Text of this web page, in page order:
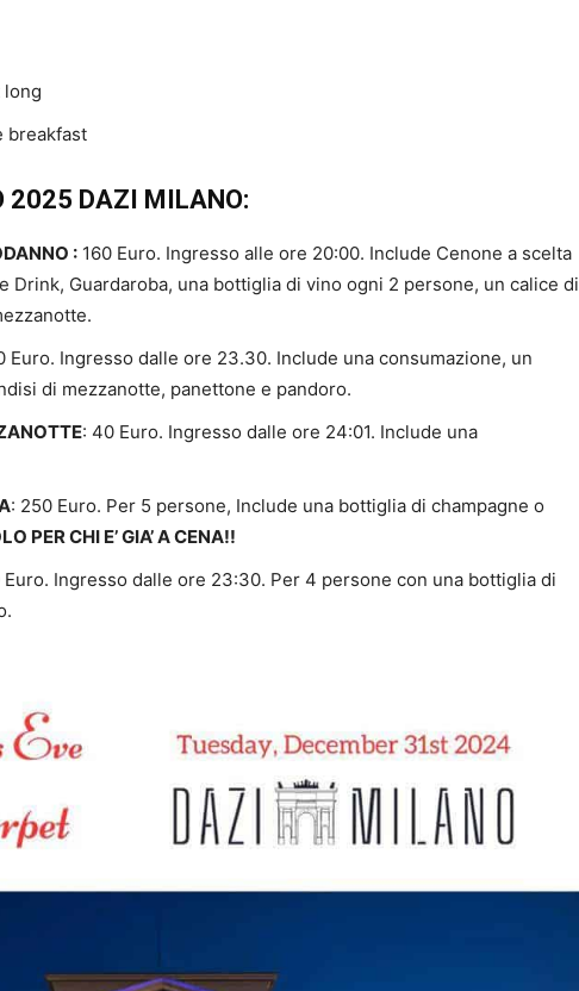
long
breakfast
2025 DAZI MILANO:
: 160 Euro. Ingresso alle ore 20:00. Include Cenone a scelta
Drink, Guardaroba, una bottiglia di vino ogni 2 persone, un calice di
Euro. Ingresso dalle ore 23.30. Include una consumazione, un
di mezzanotte, panettone e pandoro.
: 40 Euro. Ingresso dalle ore 24:01. Include una
: 250 Euro. Per 5 persone, Include una bottiglia di champagne o
PER CHI E’ GIA’ A CENA!!
Euro. Ingresso dalle ore 23:30. Per 4 persone con una bottiglia di